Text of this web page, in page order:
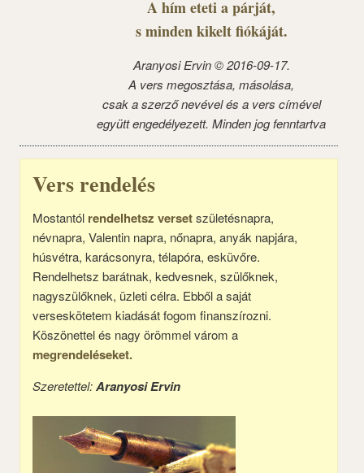
A hím eteti a párját,
s minden kikelt fiókáját.
Aranyosi Ervin © 2016-09-17.
A vers megosztása, másolása,
csak a szerző nevével és a vers címével
együtt engedélyezett. Minden jog fenntartva
Vers rendelés
Mostantól rendelhetsz versetszületésnapra,
névnapra, Valentin napra, nőnapra, anyák napjára,
húsvétra, karácsonyra, télapóra, esküvőre.
Rendelhetsz barátnak, kedvesnek, szülőknek,
nagyszülőknek, üzleti célra. Ebből a saját
verseskötetem kiadását fogom finanszírozni.
Köszönettel és nagy örömmel várom a
megrendeléseket.
Szeretettel:Aranyosi Ervin